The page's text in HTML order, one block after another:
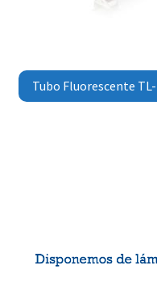
Tubo Fluorescente